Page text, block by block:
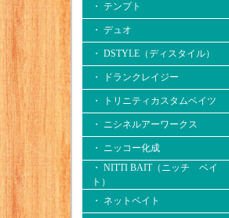
・ テンプト
・ デュオ
・ DSTYLE（ディスタイル）
・ ドランクレイジー
・ トリニティカスタムベイツ
・ ニシネルアーワークス
・ ニッコー化成
・ NITTI BAIT（ニッチ ベイ
ト）
・ ネットベイト